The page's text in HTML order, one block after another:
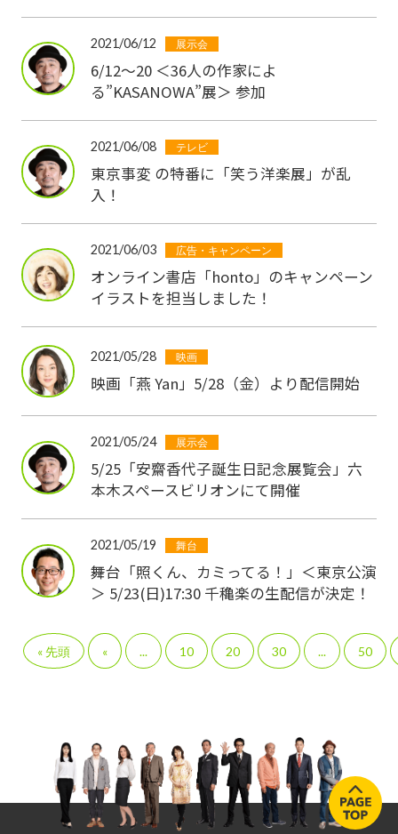
2021/06/12 展示会
6/12〜20 ＜36人の作家によ
る”KASANOWA”展＞ 参加
2021/06/08 テレビ
東京事変 の特番に「笑う洋楽展」が乱
入！
2021/06/03 広告・キャンペーン
オンライン書店「honto」のキャンペーン
イラストを担当しました！
2021/05/28 映画
映画「燕 Yan」5/28（金）より配信開始
2021/05/24 展示会
5/25「安齋香代子誕生日記念展覧会」六
本木スペースビリオンにて開催
2021/05/19 舞台
舞台「照くん、カミってる！」＜東京公演
＞ 5/23(日)17:30 千穐楽の生配信が決定！
« 先頭 « ... 10 20 30 ... 50